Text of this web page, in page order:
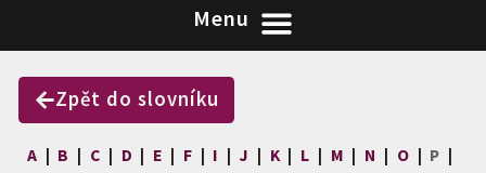
Zpět do slovníku
A | B | C | D | E | F | I | J | K | L | M | N | O | P |